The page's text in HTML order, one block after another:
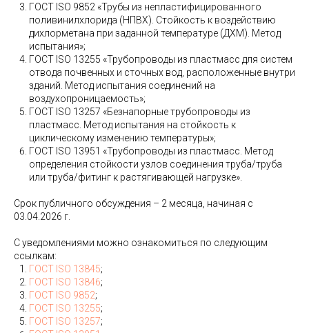
ГОСТ ISO 9852 «Трубы из непластифицированного
поливинилхлорида (НПВХ). Стойкость к воздействию
дихлорметана при заданной температуре (ДХМ). Метод
испытания»;
ГОСТ ISO 13255 «Трубопроводы из пластмасс для систем
отвода почвенных и сточных вод, расположенные внутри
зданий. Метод испытания соединений на
воздухопроницаемость»;
ГОСТ ISO 13257 «Безнапорные трубопроводы из
пластмасс. Метод испытания на стойкость к
циклическому изменению температуры»;
ГОСТ ISO 13951 «Трубопроводы из пластмасс. Метод
определения стойкости узлов соединения труба/труба
или труба/фитинг к растягивающей нагрузке».
Срок публичного обсуждения – 2 месяца, начиная с
03.04.2026 г.
С уведомлениями можно ознакомиться по следующим
ссылкам:
ГОСТ ISO 13845;
ГОСТ ISO 13846;
ГОСТ ISO 9852;
ГОСТ ISO 13255;
ГОСТ ISO 13257;